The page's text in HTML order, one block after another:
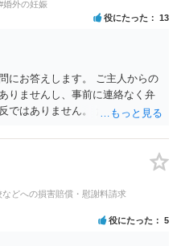
婚外の妊娠
役にたった 13
にお答えします。 ご主人からの
りませんし、事前に連絡なく弁
ではありません。 ただ、弁護士
あり、弁護士に依頼した場合に
伝えたほうが良いかもしれませ
どへの損害賠償・慰謝料請求
役にたった 5